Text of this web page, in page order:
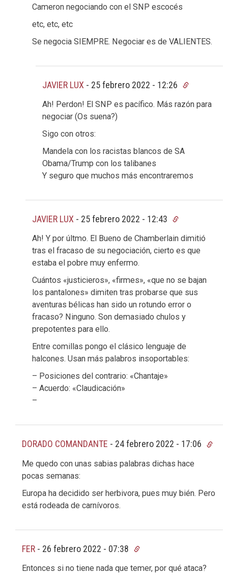
Cameron negociando con el SNP escocés
etc, etc, etc
Se negocia SIEMPRE. Negociar es de VALIENTES.
JAVIER LUX - 25 febrero 2022 - 12:26
Ah! Perdon! El SNP es pacífico. Más razón para
negociar (Os suena?)
Sigo con otros:
Mandela con los racistas blancos de SA
Obama/Trump con los talibanes
Y seguro que muchos más encontraremos
JAVIER LUX - 25 febrero 2022 - 12:43
Ah! Y por últmo. El Bueno de Chamberlain dimitió
tras el fracaso de su negociación, cierto es que
estaba el pobre muy enfermo.
Cuántos «justicieros», «firmes», «que no se bajan
los pantalones» dimiten tras probarse que sus
aventuras bélicas han sido un rotundo error o
fracaso? Ninguno. Son demasiado chulos y
prepotentes para ello.
Entre comillas pongo el clásico lenguaje de
halcones. Usan más palabros insoportables:
– Posiciones del contrario: «Chantaje»
– Acuerdo: «Claudicación»
–
DORADO COMANDANTE - 24 febrero 2022 - 17:06
Me quedo con unas sabias palabras dichas hace
pocas semanas:
Europa ha decidido ser herbivora, pues muy bién. Pero
está rodeada de carnívoros.
FER - 26 febrero 2022 - 07:38
Entonces si no tiene nada que temer, por qué ataca?